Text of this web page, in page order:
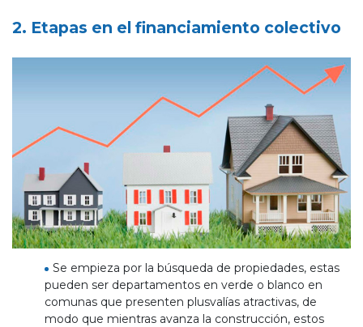
2. Etapas en el financiamiento colectivo
Se empieza por la búsqueda de propiedades, estas
pueden ser departamentos en verde o blanco en
comunas que presenten plusvalías atractivas, de
modo que mientras avanza la construcción, estos